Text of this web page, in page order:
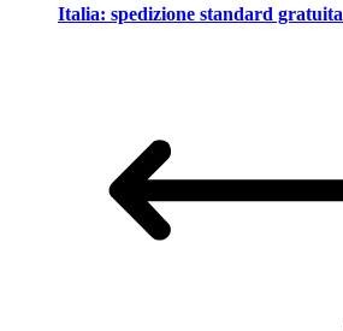
Italia: spedizione standard gratuita